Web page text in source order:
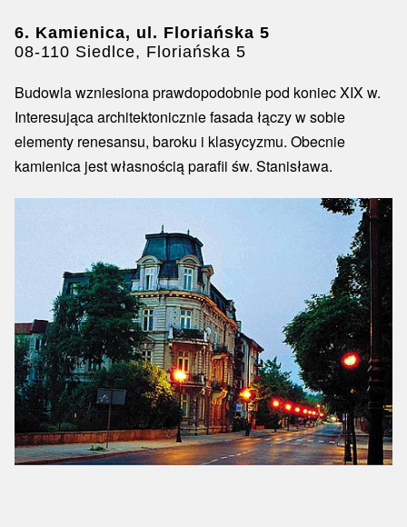
6. Kamienica, ul. Floriańska 5
08-110 Siedlce, Floriańska 5
Budowla wzniesiona prawdopodobnie pod koniec XIX w.
Interesująca architektonicznie fasada łączy w sobie
elementy renesansu, baroku i klasycyzmu. Obecnie
kamienica jest własnością parafii św. Stanisława.